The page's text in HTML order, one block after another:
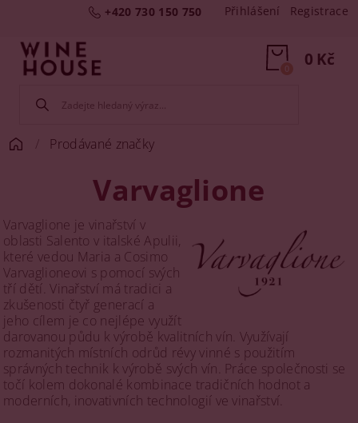
+420 730 150 750 Přihlášení Registrace
0 Kč
0
Prodávané značky
Varvaglione
Varvaglione je vinařství v
oblasti Salento v italské Apulii,
které vedou Maria a Cosimo
Varvaglioneovi s pomocí svých
tří dětí. Vinařství má tradici a
zkušenosti čtyř generací a
jeho cílem je co nejlépe využít
darovanou půdu k výrobě kvalitních vín. Využívají
rozmanitých místních odrůd révy vinné s použitím
správných technik k výrobě svých vín. Práce společnosti se
točí kolem dokonalé kombinace tradičních hodnot a
moderních, inovativních technologií ve vinařství.